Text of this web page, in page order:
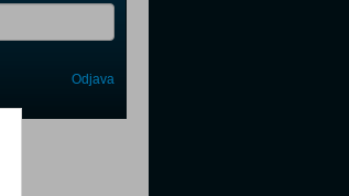
Odjava